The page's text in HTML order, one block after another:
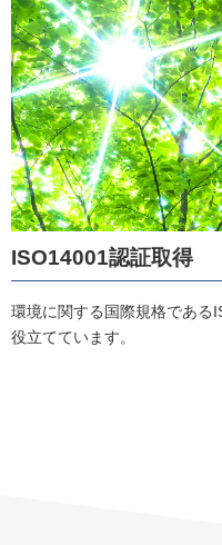
ISO14001認証取得
環境に関する国際規格である
役立てています。